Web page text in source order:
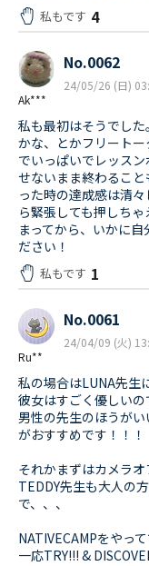
私もです 4
Ak***
No.0062
24/05/26 (日)
私も最初はそうでし
かな、とかフリート
でいっぱいでレッス
せないまま終わるこ
った時の達成感は清
ら緊張しても押しち
まってから、いかに
ださい！
私もです 1
Ru**
No.0061
24/04/09 (火)
私の場合はLUNA先生
彼女はすごく優しいの
男性の先生のほうが
がおすすめです！！！
それかまずはカメラ
TEDDY先生も大人の
で、、、
NATIVECAMPをやっ
一応TRY!!! &